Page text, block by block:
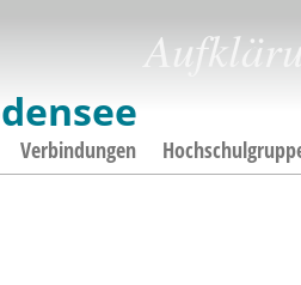
Verbindungen